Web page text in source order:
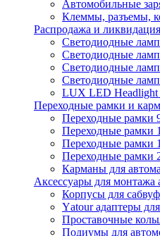
Автомобильные
Клеммы, разъемы,
Распродажа и
Светодиодные
Светодиодные
Светодиодные
Светодиодные
LUX LED Headlight
Переходные рамки и
Переходные рамки
Переходные рамки
Переходные рамки
Переходные рамки
Карманы для
Аксессуары для монтажа
Корпусы для
Yаtour адаптеры
Проставочные
Подиумы для